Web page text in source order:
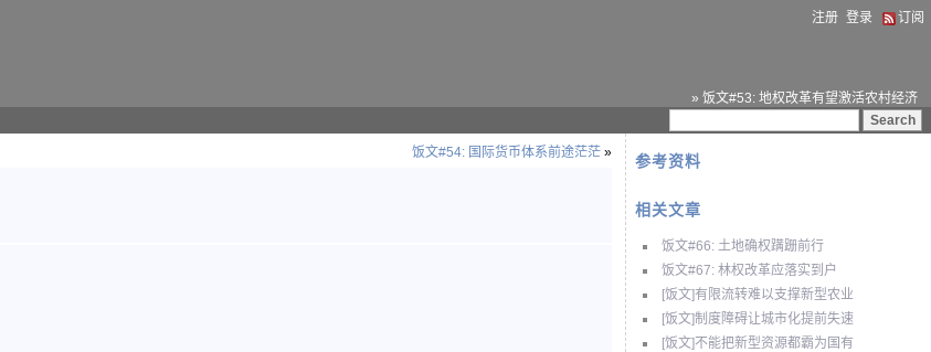
注册 登录 订阅
» 饭文#53: 地权改革有望激活农村经济
参考资料
相关文章
饭文#66: 土地确权蹒跚前行
饭文#67: 林权改革应落实到户
[饭文]有限流转难以支撑新型农业
[饭文]制度障碍让城市化提前失速
[饭文]不能把新型资源都霸为国有
饭文#54: 国际货币体系前途茫茫 »